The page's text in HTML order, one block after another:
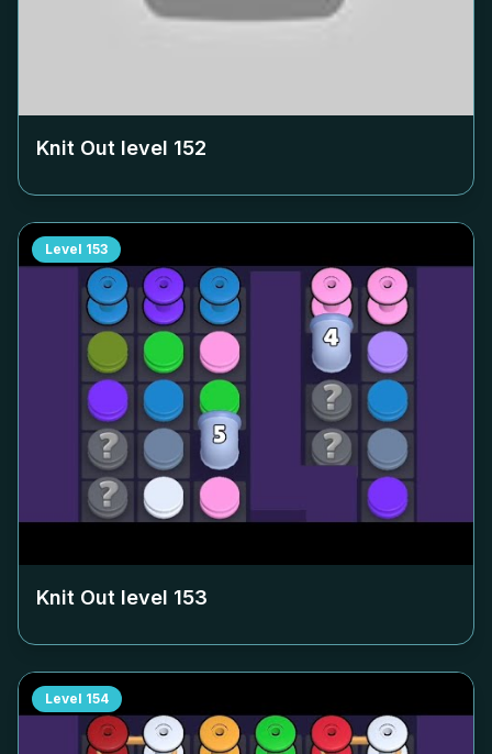
Knit Out level 152
Level 153
Knit Out level 153
Level 154